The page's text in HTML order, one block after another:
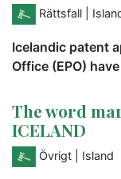
Rättsfall |
Icelandic patent
Office (EPO)
The word
ICELAND
Övrigt | Island